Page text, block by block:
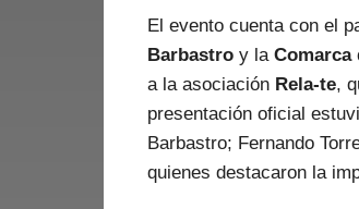
El evento cuenta con el
Barbastroy la Comarca
a la asociación Rela-te,
presentación oficial
Barbastro; Fernando
quienes destacaron la